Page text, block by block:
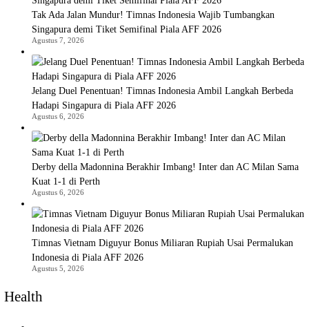
Tak Ada Jalan Mundur! Timnas Indonesia Wajib Tumbangkan
Singapura demi Tiket Semifinal Piala AFF 2026
Agustus 7, 2026
Jelang Duel Penentuan! Timnas Indonesia Ambil Langkah Berbeda
Hadapi Singapura di Piala AFF 2026
Agustus 6, 2026
Derby della Madonnina Berakhir Imbang! Inter dan AC Milan Sama
Kuat 1-1 di Perth
Agustus 6, 2026
Timnas Vietnam Diguyur Bonus Miliaran Rupiah Usai Permalukan
Indonesia di Piala AFF 2026
Agustus 5, 2026
Health